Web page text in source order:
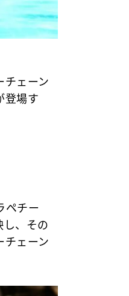
チェーン
登場す
ペチー
、その
チェーン